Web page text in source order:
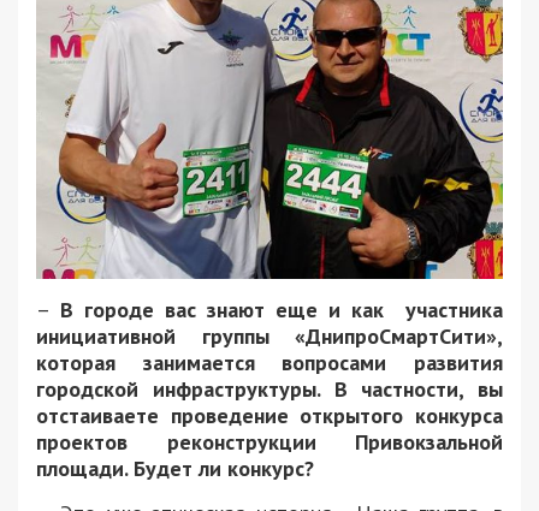
– В городе вас знают еще и как участника
инициативной группы «ДнипроСмартСити»,
которая занимается вопросами развития
городской инфраструктуры. В частности, вы
отстаиваете проведение открытого конкурса
проектов реконструкции Привокзальной
площади. Будет ли конкурс?